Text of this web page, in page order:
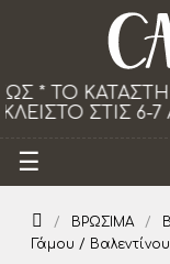
Το κατάστημα
Toggle
navigation
☰
ΒΡΩΣΙΜΑ
Γάμου / Βαλεντίνου